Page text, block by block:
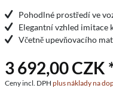
Pohodlné prostředí ve
Elegantní vzhled imitace
Včetně upevňovacího
3 692,00 CZK
Ceny incl. DPH plus náklady na